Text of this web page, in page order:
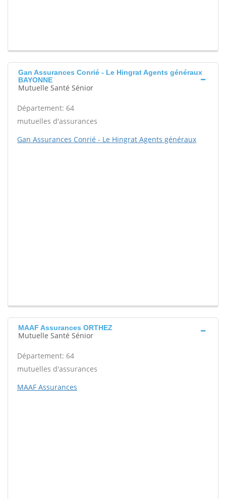
Gan Assurances Conrié - Le Hingrat Agents généraux
BAYONNE
Mutuelle Santé Sénior
Département: 64
mutuelles d'assurances
Gan Assurances Conrié - Le Hingrat Agents généraux
MAAF Assurances ORTHEZ
Mutuelle Santé Sénior
Département: 64
mutuelles d'assurances
MAAF Assurances